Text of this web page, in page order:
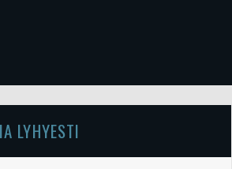
LYHYESTI